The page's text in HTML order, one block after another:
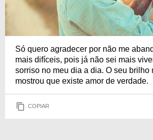
Só quero agradecer por não me
mais difíceis, pois já não sei mais
sorriso no meu dia a dia. O seu brilho
mostrou que existe amor de verdade.
COPIAR